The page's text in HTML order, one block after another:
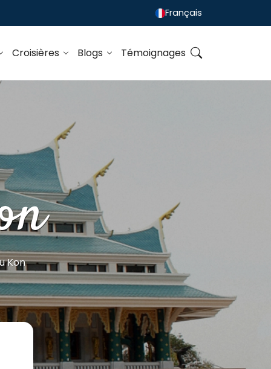
Français
Croisières Blogs Témoignages
Kon